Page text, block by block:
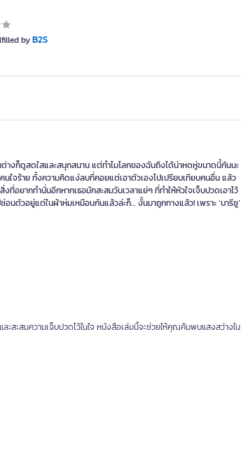
byB2S
างก็ดูสดใสและสนุกสนาน แต่ทำไมโลกของฉันถึงได้น่าหดหู่ขนาดนี้กันนะ
จร้าย ทั้งความคิดแง่ลบที่คอยแต่เอาตัวเองไปเปรียบเทียบคนอื่น แล้ว
ที่อยากทำนั่นอีกหากเธอมักสะสมวันเวลาแย่ๆ ที่ทำให้หัวใจเจ็บปวดเอาไว้
อนตัวอยู่แต่ในผ้าห่มเหมือนกันแล้วล่ะก็… งั้นมาถูกทางแล้ว! เพราะ ‘บารีซู’
ะสมความเจ็บปวดไว้ในใจ หนังสือเล่มนี้จะช่วยให้คุณค้นพบแสงสว่างใน